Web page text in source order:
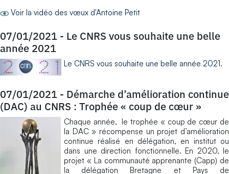
Voir la vidéo des vœux d'Antoine Petit
07/01/2021 - Le CNRS vous souhaite une belle
année 2021
Le CNRS vous souhaite une belle année 2021.
07/01/2021 - Démarche d’amélioration continue
(DAC) au CNRS : Trophée « coup de cœur »
Chaque année, le trophée « coup de cœur de
la DAC » récompense un projet d’amélioration
continue réalisé en délégation, en institut ou
dans une direction fonctionnelle. En 2020, le
projet « La communauté apprenante (Capp) de
la délégation Bretagne et Pays de